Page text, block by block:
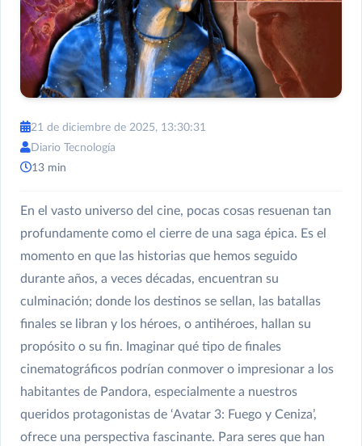
21 de diciembre de 2025, 13:30:31
Diario Tecnología
13 min
En el vasto universo del cine, pocas cosas resuenan tan
profundamente como el cierre de una saga épica. Es el
momento en que las historias que hemos seguido
durante años, a veces décadas, encuentran su
culminación; donde los destinos se sellan, las batallas
finales se libran y los héroes, o antihéroes, hallan su
propósito o su fin. Imaginar qué tipo de finales
cinematográficos podrían conmover o impresionar a los
habitantes de Pandora, especialmente a nuestros
queridos protagonistas de ‘Avatar 3: Fuego y Ceniza’,
ofrece una perspectiva fascinante. Para seres que han